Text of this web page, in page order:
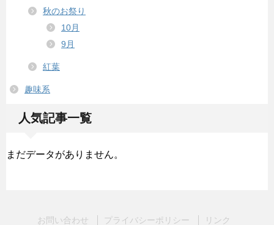
秋のお祭り
10月
9月
紅葉
趣味系
人気記事一覧
まだデータがありません。
お問い合わせ プライバシーポリシー リンク